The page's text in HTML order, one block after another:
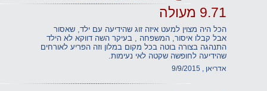
9.71 מעולה
הכל היה מצוין למעט איזה זוג שהידיעה עם ילד, שאסור
אבל קבלו איסור, המשפחה , בעיקר השה דווקא לא הילד
התנהגה בצורה בוטה בכל מקום במלון וזה הפריע לאורחים
שהידיעה לחופשה שקטה לאי נעימות.
אדריאן , 9/9/2015